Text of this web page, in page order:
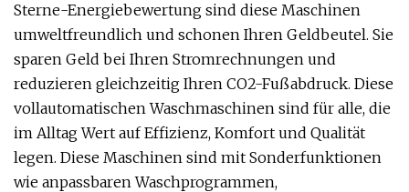
Sterne-Energiebewertung sind diese Maschinen
umweltfreundlich und schonen Ihren Geldbeutel. Sie
sparen Geld bei Ihren Stromrechnungen und
reduzieren gleichzeitig Ihren CO2-Fußabdruck. Diese
vollautomatischen Waschmaschinen sind für alle, die
im Alltag Wert auf Effizienz, Komfort und Qualität
legen. Diese Maschinen sind mit Sonderfunktionen
wie anpassbaren Waschprogrammen,